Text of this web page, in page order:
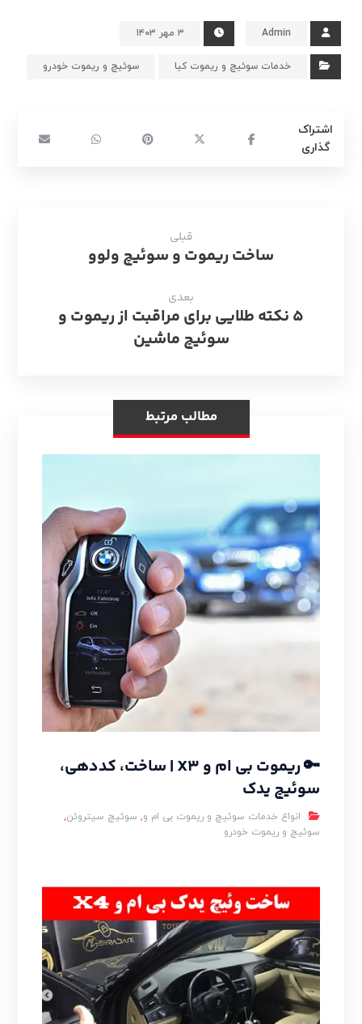
Admin ۳ مهر ۱۴۰۳
خدمات سوئیچ و ریموت کیا سوئیچ و ریموت خودرو
قبلی
ساخت ریموت و سوئیچ ولوو
بعدی
۵ نکته طلایی برای مراقبت از ریموت و
سوئیچ ماشین
مطالب مرتبط
🔑 ریموت بی ام و X3 | ساخت، کددهی،
سوئیچ یدک
انواع خدمات سوئیچ و ریموت بی ام و, سوئیچ سیتروئن,
سوئیچ و ریموت خودرو